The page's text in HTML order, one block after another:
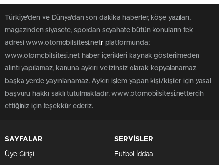
Türkiye'den ve Dünya’dan son dakika haberler, köşe yazıları,
magazinden siyasete, spordan seyahate bütün konuların tek
adresi www.otomobilsitesi.netr platformunda;
www.otomobilsitesi.net haber içerikleri kaynak gösterilmeden
alıntı yapılamaz, kanuna aykırı ve izinsiz olarak kopyalanamaz,
başka yerde yayınlanamaz. Aykırı işlem yapan kişi/kişiler için yasal
başvuru hakkı saklı tutulmaktadır. www.otomobilsitesi.nettercih
ettiğiniz için teşekkür ederiz.
SAYFALAR
Üye Girişi
SERVİSLER
Futbol İddaa